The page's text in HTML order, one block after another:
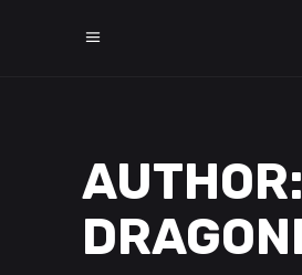
AUTHOR: